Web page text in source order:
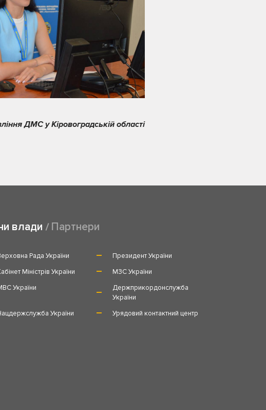
ДМС у Кіровоградській області
влади Партнери
Рада України
Президент України
Міністрів України
МЗС України
України
Держприкордонслужба
України
України
Урядовий контактний центр